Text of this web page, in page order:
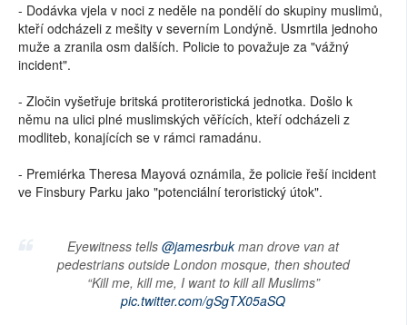
- Dodávka vjela v noci z neděle na pondělí do skupiny muslimů,
kteří odcházeli z mešity v severním Londýně. Usmrtila jednoho
muže a zranila osm dalších. Policie to považuje za "vážný
incident".
- Zločin vyšetřuje britská protiteroristická jednotka. Došlo k
němu na ulici plné muslimských věřících, kteří odcházeli z
modliteb, konajících se v rámci ramadánu.
- Premiérka Theresa Mayová oznámila, že policie řeší incident
ve Finsbury Parku jako "potenciální teroristický útok".
Eyewitness tells @jamesrbukman drove van at
pedestrians outside London mosque, then shouted
“Kill me, kill me, I want to kill all Muslims”
pic.twitter.com/gSgTX05aSQ